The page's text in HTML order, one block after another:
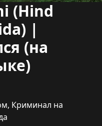
(Hind
|
(на
, Криминал на